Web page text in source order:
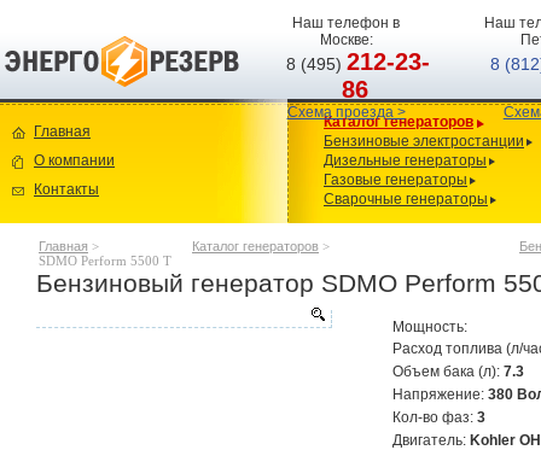
Наш телефон в
Москве:
8 (495)212-23-
86
Схема проезда >
Наш
8
Главная
О компании
Контакты
Каталог генераторов
Бензиновые электростанции
Дизельные генераторы
Газовые генераторы
Сварочные генераторы
Главная > Каталог генераторов >
SDMO Perform 5500 T
Бензиновый генератор SDMO Perform
Мощность:
Расход топлива (л/
Объем бака (л): 7.3
Напряжение: 380
Кол-во фаз: 3
Двигатель: Kohler